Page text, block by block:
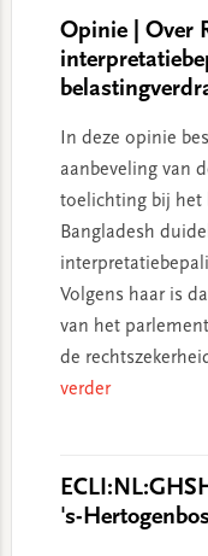
Opinie | Over
In deze opinie
aanbeveling van
toelichting bij het
Bangladesh
Volgens haar is
van het
de
verder
's-